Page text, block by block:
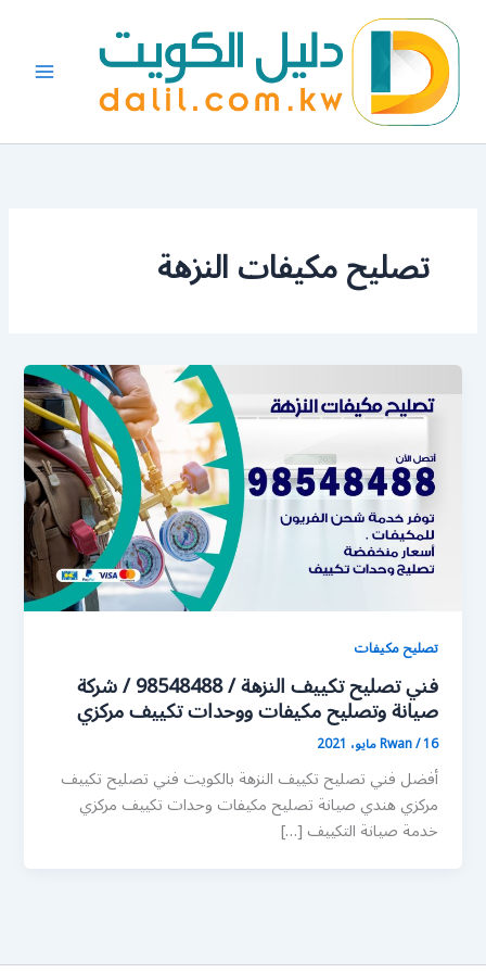
المحتوى
تصليح مكيفات النزهة
تصليح مكيفات
فني تصليح تكييف النزهة / 98548488 / شركة
صيانة وتصليح مكيفات ووحدات تكييف مركزي
Rwan/16 مايو، 2021
أفضل فني تصليح تكييف النزهة بالكويت فني تصليح تكييف
مركزي هندي صيانة تصليح مكيفات وحدات تكييف مركزي
خدمة صيانة التكييف […]